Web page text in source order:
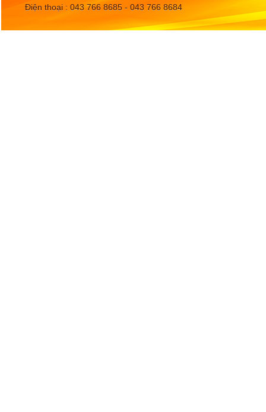
Điện thoại : 043 766 8685 - 043 766 8684